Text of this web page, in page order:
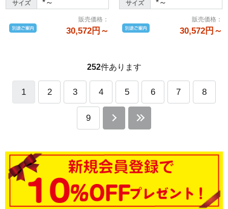
サイズ *～
販売価格 ：
30,572円～
サイズ *～
販売価格 ：
30,572円～
252件あります
1 2 3 4 5 6 7 8
9